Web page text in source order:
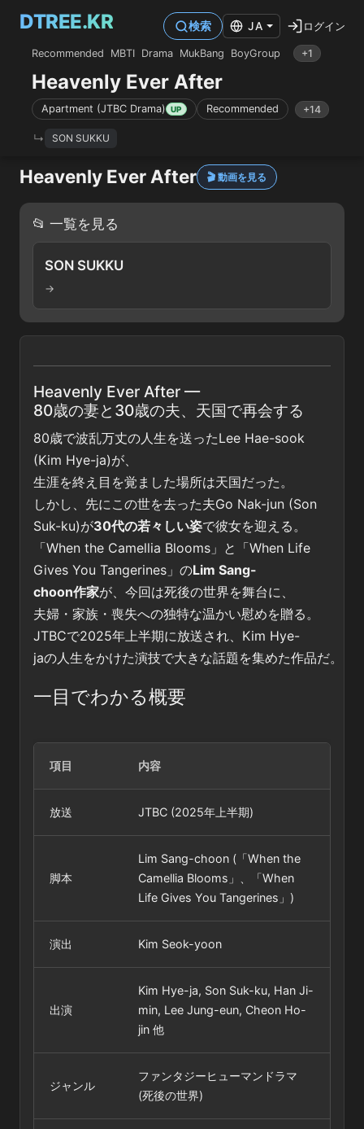
DTREE.KR
Recommended MBTI Drama MukBang BoyGroup +1
Heavenly Ever After
Apartment (JTBC Drama) UP Recommended +14
SON SUKKU
検索 JA ログイン
Heavenly Ever After 🎬 動画を見る
📂 一覧を見る
SON SUKKU
→
Heavenly Ever After —
80歳の妻と30歳の夫、天国で再会する
80歳で波乱万丈の人生を送ったLee Hae-sook
(Kim Hye-ja)が、
生涯を終え目を覚ました場所は天国だった。
しかし、先にこの世を去った夫Go Nak-jun (Son
Suk-ku)が30代の若々しい姿で彼女を迎える。
「When the Camellia Blooms」と「When Life
Gives You Tangerines」のLim Sang-
choon作家が、今回は死後の世界を舞台に、
夫婦・家族・喪失への独特な温かい慰めを贈る。
JTBCで2025年上半期に放送され、Kim Hye-
jaの人生をかけた演技で大きな話題を集めた作品だ。
一目でわかる概要
項目 内容
放送 JTBC (2025年上半期)
脚本
Lim Sang-choon (「When the
Camellia Blooms」、「When
Life Gives You Tangerines」)
演出 Kim Seok-yoon
出演
Kim Hye-ja, Son Suk-ku, Han Ji-
min, Lee Jung-eun, Cheon Ho-
jin 他
ジャンル
ファンタジーヒューマンドラマ
(死後の世界)